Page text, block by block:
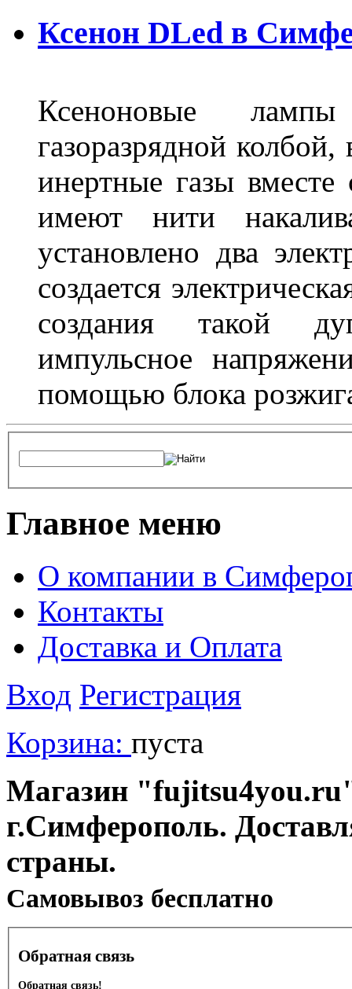
Ксенон DLed в
Ксеноновые
газоразрядной
инертные газы
имеют нити
установлено два
создается
создания такой
импульсное
помощью блока
Главное меню
О компании в
Контакты
Доставка и Оплата
Вход Регистрация
Корзина: пуста
Магазин
г.Симферополь.
страны.
Cамовывоз бесплатно
Обратная связь
Обратная связь!